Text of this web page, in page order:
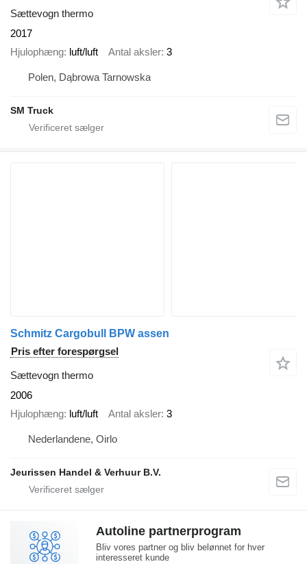
Sættevogn thermo
2017
Hjulophæng luft/luft Antal aksler 3
Polen, Dąbrowa Tarnowska
SM Truck
Schmitz Cargobull BPW assen
Pris efter forespørgsel
Sættevogn thermo
2006
Hjulophæng luft/luft Antal aksler 3
Nederlandene, Oirlo
Jeurissen Handel & Verhuur B.V.
Autoline partnerprogram
Bliv vores partner og bliv belønnet for hver
interesseret kunde